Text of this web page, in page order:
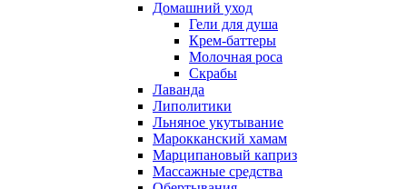
Домашний уход
Гели для душа
Крем-баттеры
Молочная роса
Скрабы
Лаванда
Липолитики
Льняное укутывание
Марокканский хамам
Марципановый каприз
Массажные средства